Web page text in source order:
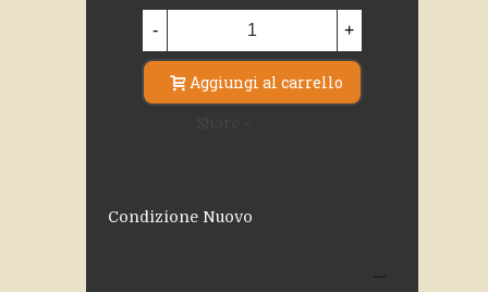
- +
Aggiungi al carrello
Condizione Nuovo